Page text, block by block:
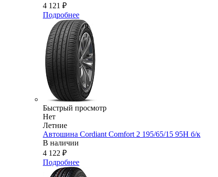
4 121 ₽
Подробнее
Быстрый просмотр
Нет
Летние
Автошина Cordiant Comfort 2 195/65/15 95H б/к
В наличии
4 122 ₽
Подробнее